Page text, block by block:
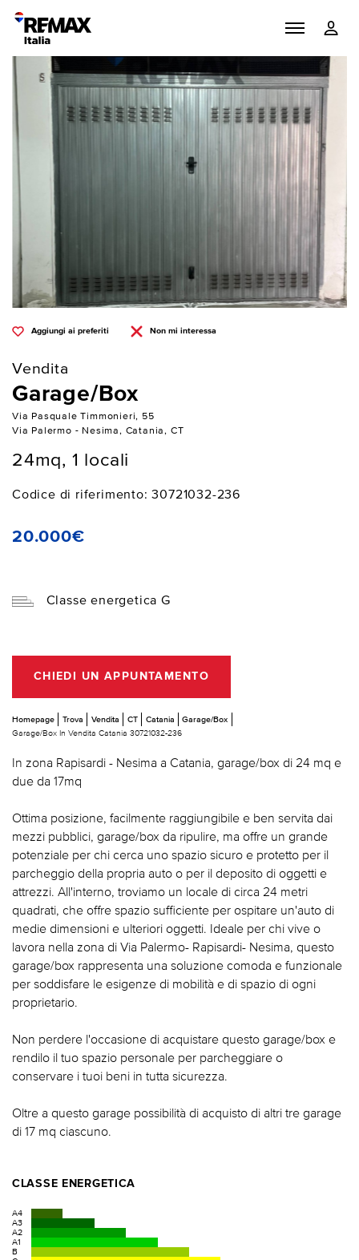
Aggiungi ai preferiti Non mi interessa
Vendita
Garage/Box
Via Pasquale Timmonieri, 55
Via Palermo - Nesima, Catania, CT
24mq, 1 locali
Codice di riferimento: 30721032-236
20.000€
Classe energetica G
CHIEDI UN APPUNTAMENTO
Homepage Trova Vendita CT Catania
Garage/Box
Garage/Box In Vendita Catania 30721032-236
In zona Rapisardi - Nesima a Catania, garage/box di 24 mq e
due da 17mq
Ottima posizione, facilmente raggiungibile e ben servita dai
mezzi pubblici, garage/box da ripulire, ma offre un grande
potenziale per chi cerca uno spazio sicuro e protetto per il
parcheggio della propria auto o per il deposito di oggetti e
attrezzi. All'interno, troviamo un locale di circa 24 metri
quadrati, che offre spazio sufficiente per ospitare un'auto di
medie dimensioni e ulteriori oggetti. Ideale per chi vive o
lavora nella zona di Via Palermo- Rapisardi- Nesima, questo
garage/box rappresenta una soluzione comoda e funzionale
per soddisfare le esigenze di mobilità e di spazio di ogni
proprietario.
Non perdere l'occasione di acquistare questo garage/box e
rendilo il tuo spazio personale per parcheggiare o
conservare i tuoi beni in tutta sicurezza.
Oltre a questo garage possibilità di acquisto di altri tre garage
di 17 mq ciascuno.
CLASSE ENERGETICA
A4
A3
A2
A1
B